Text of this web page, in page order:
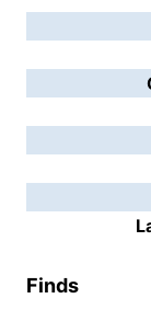
Finds